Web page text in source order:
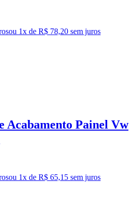
ou 1x de R$ 78,20 sem juros
Acabamento Painel Vw
ou 1x de R$ 65,15 sem juros